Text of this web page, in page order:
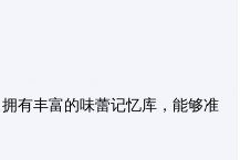
有丰富的味蕾记忆库，能够准